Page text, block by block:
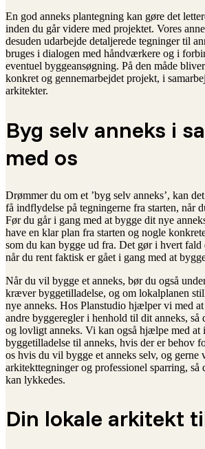
En god anneks plantegning kan gøre det
inden du går videre med projektet. Vores
desuden udarbejde detaljerede tegninger til
bruges i dialogen med håndværkere og i
eventuel byggeansøgning. På den måde
konkret og gennemarbejdet projekt, i
arkitekter.
Byg selv anneks i
med os
Drømmer du om et ’byg selv anneks’, kan
få indflydelse på tegningerne fra starten, når
Før du går i gang med at bygge dit nye
have en klar plan fra starten og nogle
som du kan bygge ud fra. Det gør i hvert fald
når du rent faktisk er gået i gang med at
Når du vil bygge et anneks, bør du også
kræver byggetilladelse, og om lokalplanen
nye anneks. Hos Planstudio hjælper vi med
andre byggeregler i henhold til dit anneks,
og lovligt anneks. Vi kan også hjælpe med at
byggetilladelse til anneks, hvis der er behov
os hvis du vil bygge et anneks selv, og gerne
arkitekttegninger og professionel sparring,
kan lykkedes.
Din lokale arkitekt